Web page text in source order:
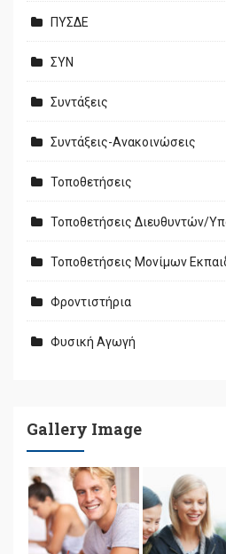
ΠΥΣΔΕ
ΣΥΝ
Συντάξεις
Συντάξεις-Ανακοινώσεις
Τοποθετήσεις
Τοποθετήσεις Διευθυντών/
Τοποθετήσεις Μονίμων
Φροντιστήρια
Φυσική Αγωγή
Gallery Image